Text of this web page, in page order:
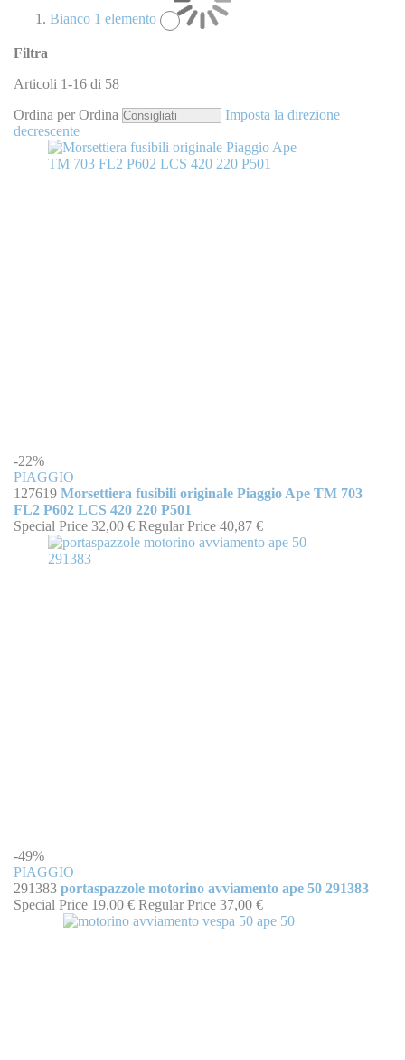
Filtra
Articoli 1-16 di 58
Ordina per Ordina
Imposta la direzione
decrescente
-22%
PIAGGIO
127619 Morsettiera fusibili originale Piaggio Ape TM 703
FL2 P602 LCS 420 220 P501
Special Price 32,00 € Regular Price 40,87 €
-49%
PIAGGIO
291383 portaspazzole motorino avviamento ape 50 291383
Special Price 19,00 € Regular Price 37,00 €
Bianco 1 elemento